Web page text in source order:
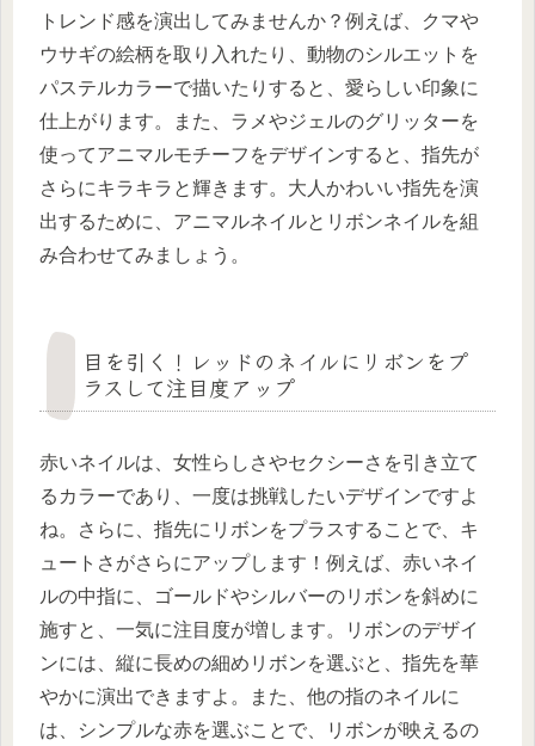
トレンド感を演出してみませんか？例えば、クマや
ウサギの絵柄を取り入れたり、動物のシルエットを
パステルカラーで描いたりすると、愛らしい印象に
仕上がります。また、ラメやジェルのグリッターを
使ってアニマルモチーフをデザインすると、指先が
さらにキラキラと輝きます。大人かわいい指先を演
出するために、アニマルネイルとリボンネイルを組
み合わせてみましょう。
目を引く！レッドのネイルにリボンをプ
ラスして注目度アップ
赤いネイルは、女性らしさやセクシーさを引き立て
るカラーであり、一度は挑戦したいデザインですよ
ね。さらに、指先にリボンをプラスすることで、キ
ュートさがさらにアップします！例えば、赤いネイ
ルの中指に、ゴールドやシルバーのリボンを斜めに
施すと、一気に注目度が増します。リボンのデザイ
ンには、縦に長めの細めリボンを選ぶと、指先を華
やかに演出できますよ。また、他の指のネイルに
は、シンプルな赤を選ぶことで、リボンが映えるの